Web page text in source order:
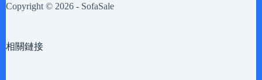
Copyright © 2026 - SofaSale
相關鏈接